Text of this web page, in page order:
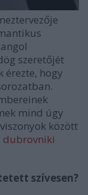
szeretőjét
érezte, hogy
mind úgy
között
dubrovniki
szívesen?